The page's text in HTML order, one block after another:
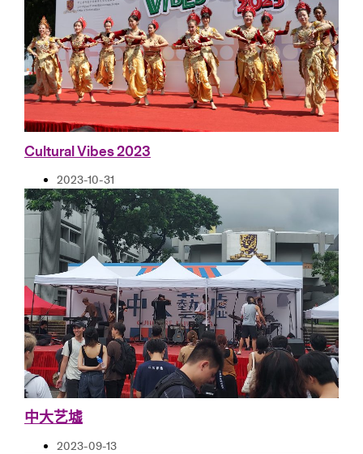
Cultural Vibes 2023
2023-10-31
中大艺墟
2023-09-13